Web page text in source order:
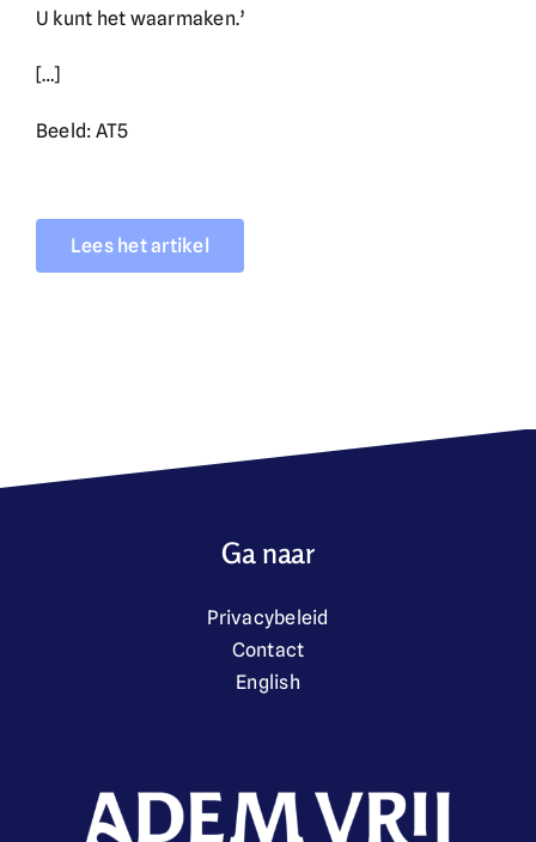
U kunt het waarmaken.’
[…]
Beeld: AT5
Lees het artikel
Ga naar
Privacybeleid
Contact
English